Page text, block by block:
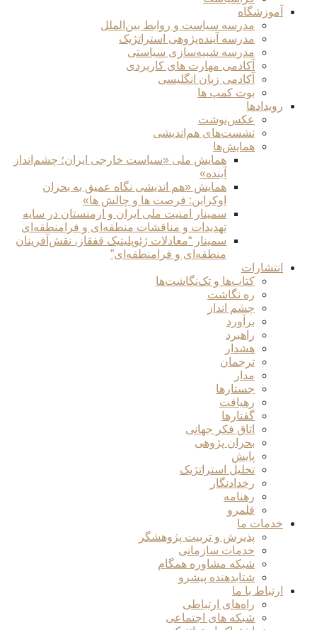
آموزشگاه
مدرسه سیاست و روابط بین‌الملل
مدرسه آینده‌پژوهی استراتژیک
مدرسه شبیه‌سازی سیاستی
آکادمی مهارت های کاربردی
آکادمی زبان انگلیسی
بوت کمپ ها
رویدادها
عکس‌نوشت
نشست‌های هم‌اندیشی
همایش‌ها
همایش ملی «سیاست خارجی ایران؛ چشم‌انداز
آینده»
همایش «هم اندیشی نگاه عمیق به بحران
اوکراین: فرصت ها و چالش ها»
سمینار امنیت ملی ایران و ارمنستان در سایه
تهدیدات و مناقشات منطقه‌ای و فرامنطقه‌ای
سمینار “معادلات ژئوپلیتیک قفقاز، نقش‌آفرینان
منطقه‌ای و فرامنطقه‌ای”
انتشارات
کتاب‌ها و تک‌نگاشت‌ها
ره نگاشت
چشم انداز
برآورد
راهبرد
هشدار
ترجمان
مدار
جستارها
رهیافت
گفتارها
اتاق فکر جهانی
بحران پژوهی
پایش
تحلیل استراتژیک
رخدادنگار
رهنامه
قلمرو
خدمات ما
پذیرش و تربیت پژوهشگر
خدمات سازمانی
شبکه مشاوره همگام
شتابدهنده پیشرو
ارتباط با ما
راه‌های ارتباطی
شبکه های اجتماعی